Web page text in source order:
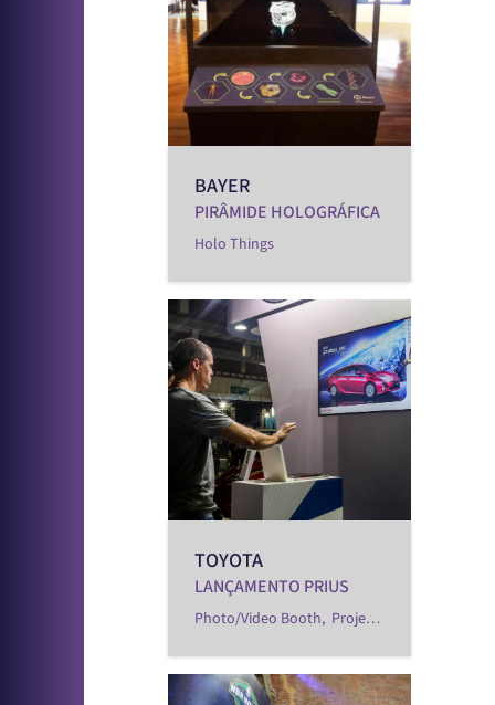
BAYER
PIRÂMIDE HOLOGRÁFICA
Holo Things
TOYOTA
LANÇAMENTO PRIUS
Photo/Video Booth, Projetos Especiais